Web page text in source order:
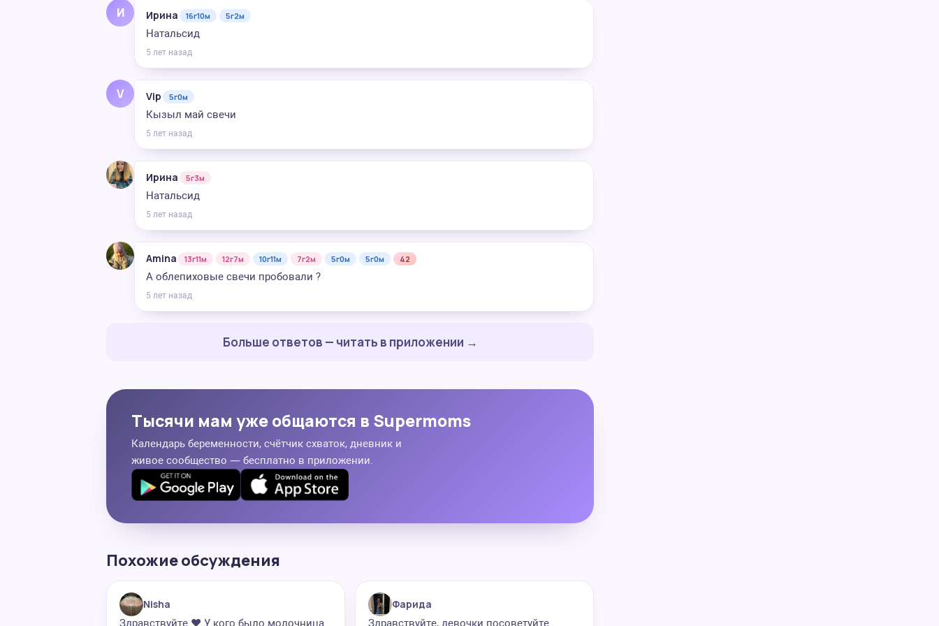
И Ирина 16г10м 5г2м
Натальсид
5 лет назад
V Vip 5г0м
Кызыл май свечи
5 лет назад
Ирина 5г3м
Натальсид
5 лет назад
Amina 13г11м 12г7м 10г11м 7г2м 5г0м 5г0м 42
А облепиховые свечи пробовали ?
5 лет назад
Больше ответов — читать в приложении →
Тысячи мам уже общаются в Supermoms
Календарь беременности, счётчик схваток, дневник и
живое сообщество — бесплатно в приложении.
Похожие обсуждения
Nisha
Здравствуйте ❤️ У кого было молочница
Фарида
Здравствуйте, девочки посоветуйте